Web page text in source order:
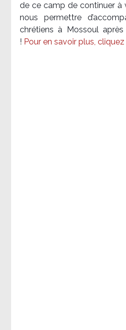
de ce camp de continuer à
nous permettre
chrétiens à Mossoul
! Pour en savoir plus, cliquez